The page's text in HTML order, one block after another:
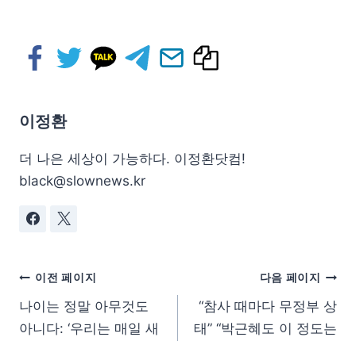
이정환
더 나은 세상이 가능하다. 이정환닷컴!
black@slownews.kr
이전 페이지
나이는 정말 아무것도
아니다: ‘우리는 매일 새
다음 페이지
“참사 때마다 무정부 상
태” “박근혜도 이 정도는